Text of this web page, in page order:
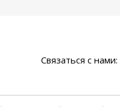
Связаться с нами: